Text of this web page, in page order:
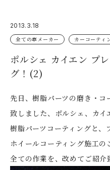
2013.3.18
全ての車メーカー
カーコーティ
ポルシェ カイエン プ
グ！(2)
先日、樹脂パーツの磨き・
致しました、ポルシェ、カイ
樹脂パーツコーティングと、
ホイールコーティング施工の
全ての作業を、改めてご紹介